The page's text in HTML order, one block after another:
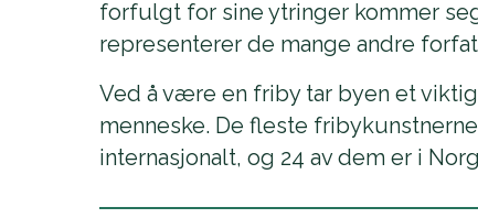
forfulgt for sine ytringer kommer
representerer de mange andre
Ved å være en friby tar byen et
menneske. De fleste
internasjonalt, og 24 av dem er i